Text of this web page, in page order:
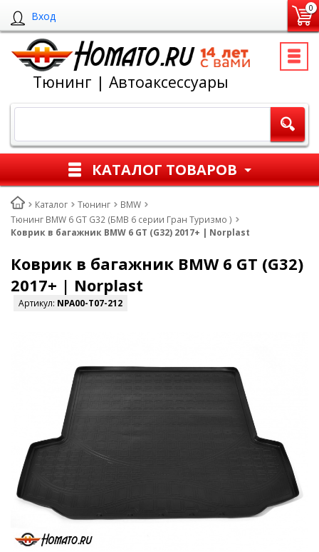
Вход
0
Тюнинг | Автоаксессуары
КАТАЛОГ ТОВАРОВ
Каталог Тюнинг
BMW
Тюнинг BMW 6 GT G32 (БМВ 6 серии Гран Туризмо )
Коврик в багажник BMW 6 GT (G32) 2017+ | Norplast
Коврик в багажник BMW 6 GT (G32)
2017+ | Norplast
Артикул: NPA00-T07-212